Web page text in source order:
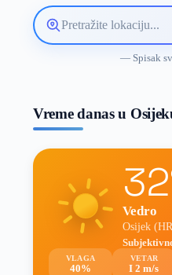
Pretražite
lokaciju
— Spisak
Vreme danas u
Vedro
Osijek
VLAGA
40%
VETAR
I 2 m/s